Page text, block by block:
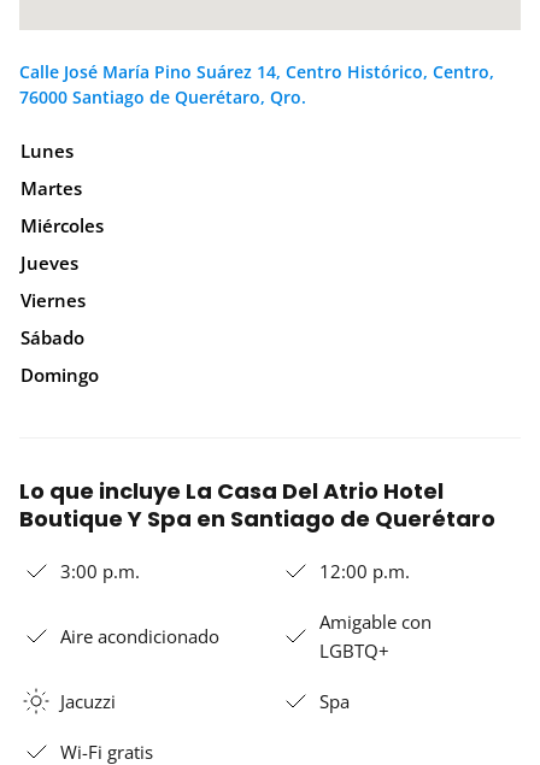
Calle José María Pino Suárez 14, Centro Histórico, Centro,
76000 Santiago de Querétaro, Qro.
Lunes
Martes
Miércoles
Jueves
Viernes
Sábado
Domingo
Lo que incluye La Casa Del Atrio Hotel
Boutique Y Spa en Santiago de Querétaro
3:00 p.m. 12:00 p.m.
Aire acondicionado
Amigable con
LGBTQ+
Jacuzzi Spa
Wi-Fi gratis